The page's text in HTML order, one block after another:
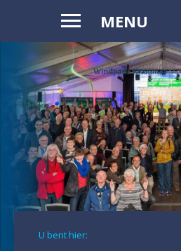
MENU
WAAR WATER
OVERGAAT IN
LAND,
EN LAND
OVERGAAT
IN WATER, IS
RUIMTE.
U bent hier: